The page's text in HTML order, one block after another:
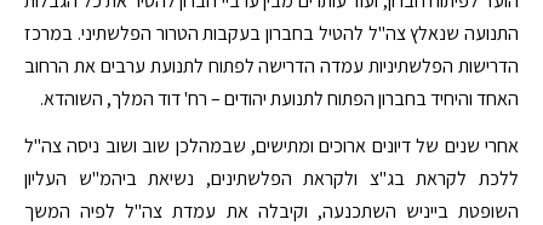
התנועה שנאלץ צה"ל להטיל בחברון בעקבות הטרור הפלשתיני. במרכז
הדרישות הפלשתיניות עמדה הדרישה לפתוח לתנועת ערבים את הרחוב
האחד והיחיד בחברון הפתוח לתנועת יהודים – רח' דוד המלך, השוהדא.
אחרי שנים של דיונים ארוכים ומתישים, שבמהלכן שוב ושוב ניסה צה"ל
ללכת לקראת בג"צ ולקראת הפלשתינים, נשיאת ביהמ"ש העליון
השופטת בייניש השתכנעה, וקיבלה את עמדת צה"ל לפיה המשך